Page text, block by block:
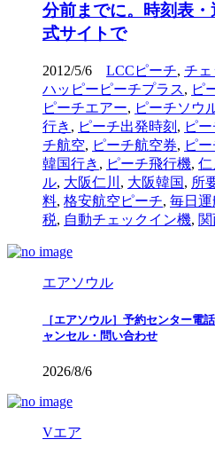
分前までに。時刻表
式サイトで
2012/5/6 LCCピーチ, チェ
ハッピーピーチプラス, ピ
ピーチエアー, ピーチソウ
行き , ピーチ出発時刻 , ピ
チ航空, ピーチ航空券, ピ
韓国行き , ピーチ飛行機, 仁
ル, 大阪仁川 , 大阪韓国, 所
料, 格安航空ピーチ, 毎日運
税, 自動チェックイン機,
エアソウル
［エアソウル］予約センター電
ャンセル・問い合わせ
2026/8/6
Vエア